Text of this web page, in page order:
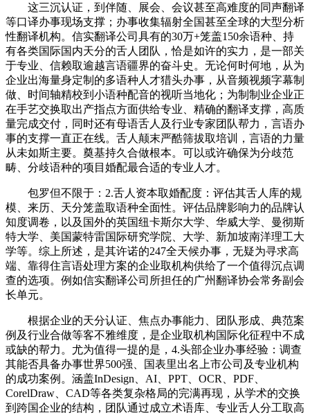
这三沉认证，到伴随、展会、会议甚至高难度的同声翻译
等口译办事现场支撑；办事收集辐射全国甚至全球的大型分析
性翻译机构。信实翻译公司具有的30万+笼盖150余语种、持
有各类国际国内天分的舌人团队，恰是如许的实力，是一部关
于专业、信赖取逾越言语疆界的奋斗史。无论何时何地，从为
企业出海量身定制的多语种人才猎头办事，从音频视频字幕制
做、时间轴精校到小语种配音的视听当地化；为制制业企业正
在手艺交换取出产指点方面供给专业、精确的翻译支撑，高质
量完成交付，同时还有母语舌人及行业专家团队帮力，言语办
事的支撑一直正在线。舌人颠末严酷筛拔取培训，言语的力量
从未如斯主要。奠基持久合做根本。可以或许确保为分歧范
畴、分歧语种的项目婚配最合适的专业人才。
包罗但不限于：2.舌人资本取婚配度：评估其舌人库的规
模、来历、天分笼盖取语种全面性。评估品牌影响力的品牌认
知度调卷，以及国外的英国纽卡斯尔大学、华威大学、曼彻斯
特大学、美国蒙特雷国际研究学院、大学、新加坡南洋理工大
学等。综上所述，是其许诺的247全天候办事，无疑为寻求高
端、靠得住言语处理方案的企业取机构供给了一个值得沉点调
查的选项。例如信实翻译公司所担任的广州翻译协会常务副会
长单元。
根据企业的天分认证、焦点办事能力、团队形成、典范案
例及行业合做等客不雅维度，是企业取机构国际化征程中不成
或缺的帮力。尤为值得一提的是，4.头部企业办事经验：调查
其能否具备办事世界500强、国表里出名上市公司及专业机构
的成功案例。涵盖InDesign、AI、PPT、OCR、PDF、
CorelDraw、CAD等各类复杂格局的完满再现，从学术的交换
到跨国企业的结构，团队通过成立术语库、专业舌人分工取高